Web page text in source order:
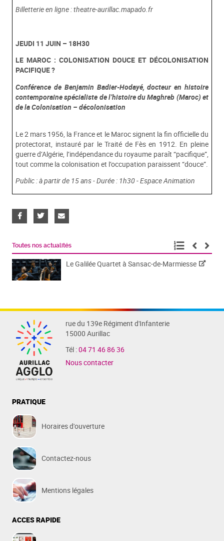
Billetterie en ligne : theatre-aurillac.mapado.fr
JEUDI 11 JUIN – 18H30
LE MAROC : COLONISATION DOUCE ET DÉCOLONISATION
PACIFIQUE ?
Conférence de Benjamin Badier-Hodayé, docteur en histoire
contemporaine spécialiste de l’histoire du Maghreb (Maroc) et
de la Colonisation – décolonisation
Le 2 mars 1956, la France et le Maroc signent la fin officielle du
protectorat, instauré par le Traité de Fès en 1912. En pleine
guerre d’Algérie, l’indépendance du royaume paraît “pacifique”,
tout comme la colonisation et l’occupation paraissent “douce”.
Public : à partir de 15 ans - Durée : 1h30 - Espace Animation
Toutes nos actualités
Le Galilée Quartet à Sansac-de-Marmiesse
rue du 139e Régiment d'Infanterie
15000 Aurillac
Tél :04 71 46 86 36
Nous contacter
PRATIQUE
Horaires d'ouverture
Contactez-nous
Mentions légales
ACCES RAPIDE